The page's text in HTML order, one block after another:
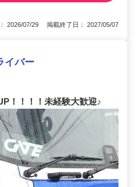
2026/07/29 掲載終了日： 2027/05/07
イバー
！！！！未経験大歓迎♪